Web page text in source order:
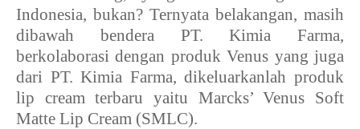
Indonesia, bukan? Ternyata belakangan, masih
dibawah bendera PT. Kimia Farma,
berkolaborasi dengan produk Venus yang juga
dari PT. Kimia Farma, dikeluarkanlah produk
lip cream terbaru yaitu Marcks’ Venus Soft
Matte Lip Cream (SMLC).